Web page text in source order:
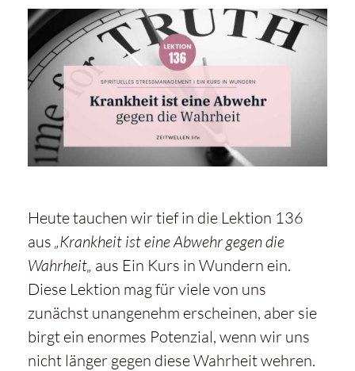
Heute tauchen wir tief in die Lektion 136
aus „Krankheit ist eine Abwehr gegen die
Wahrheit„ aus Ein Kurs in Wundern ein.
Diese Lektion mag für viele von uns
zunächst unangenehm erscheinen, aber sie
birgt ein enormes Potenzial, wenn wir uns
nicht länger gegen diese Wahrheit wehren.